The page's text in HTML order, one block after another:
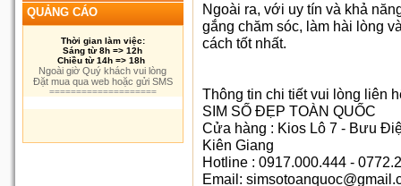
QUẢNG CÁO
Thời gian làm việc:
Sáng từ 8h => 12h
Chiều từ 14h => 18h
Ngoài giờ Quý khách vui lòng
Đặt mua qua web hoặc gửi SMS
====================
Ngoài ra, với uy tín và khả
gắng chăm sóc, làm hài lòng
cách tốt nhất.
Thông tin chi tiết vui lòng liên
SIM SỐ ĐẸP TOÀN QUỐC
Cửa hàng : Kios Lô 7 - Bưu
Kiên Giang
Hotline : 0917.000.444 -
Email: